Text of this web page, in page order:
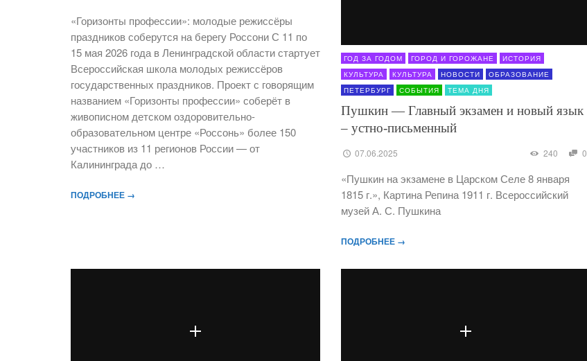
«Горизонты профессии»: молодые режиссёры
праздников соберутся на берегу Россони С 11 по
15 мая 2026 года в Ленинградской области стартует
Всероссийская школа молодых режиссёров
государственных праздников. Проект с говорящим
названием «Горизонты профессии» соберёт в
живописном детском оздоровительно-
образовательном центре «Россонь» более 150
участников из 11 регионов России — от
Калининграда до …
ПОДРОБНЕЕ →
ГОД ЗА ГОДОМ ГОРОД И ГОРОЖАНЕ
ИСТОРИЯ
КУЛЬТУРА
КУЛЬТУРА НОВОСТИ
ОБРАЗОВАНИЕ
ПЕТЕРБУРГ
СОБЫТИЯ ТЕМА ДНЯ
Пушкин — Главный экзамен и новый язык
– устно-письменный
07.06.2025 240 0
«Пушкин на экзамене в Царском Селе 8 января
1815 г.», Картина Репина 1911 г. Всероссийский
музей А. С. Пушкина
ПОДРОБНЕЕ →